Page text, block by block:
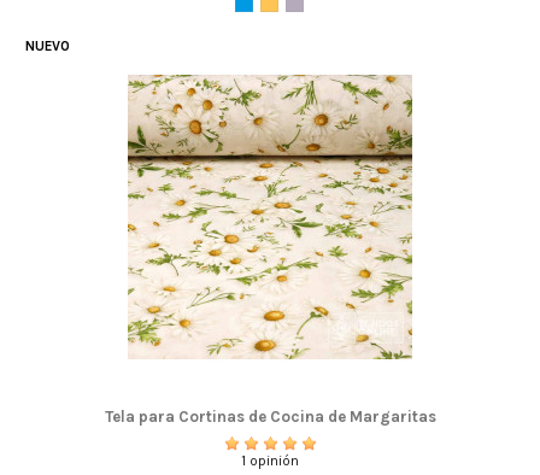
NUEVO
Tela para Cortinas de Cocina de Margaritas
1 opinión